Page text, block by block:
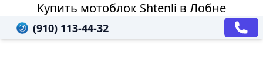
Купить мотоблок Shtenli в Лобне
(910) 113-44-32